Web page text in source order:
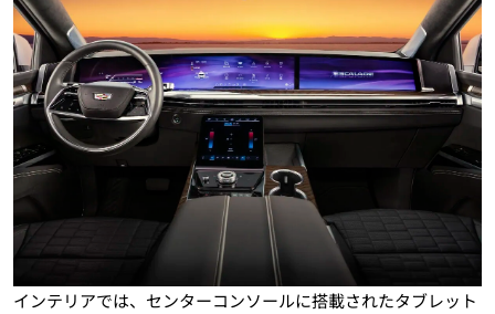
インテリアでは、センターコンソールに搭載されたタブレット